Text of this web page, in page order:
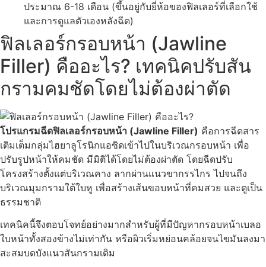
ประมาณ 6-18 เดือน (ขึ้นอยู่กับยี่ห้อของฟิลเลอร์ที่เลือกใช้
และการดูแลตัวเองหลังฉีด)
ฟิลเลอร์กรอบหน้า (Jawline
Filler) คืออะไร? เทคนิคปรับสัน
กรามคมชัดโดยไม่ต้องผ่าตัด
โปรแกรมฉีดฟิลเลอร์กรอบหน้า (Jawline Filler) คือการฉีดสาร
เติมเต็มกลุ่มไฮยาลูโรนิกแอซิดเข้าไปในบริเวณกรอบหน้า เพื่อ
ปรับรูปหน้าให้คมชัด มีมิติได้โดยไม่ต้องผ่าตัด โดยฉีดปรับ
โครงสร้างตั้งแต่บริเวณคาง ลากผ่านแนวขากรรไกร ไปจนถึง
บริเวณมุมกรามใต้ใบหู เพื่อสร้างเส้นขอบหน้าที่คมสวย และดูเป็น
ธรรมชาติ
เทคนิคนี้จึงตอบโจทย์อย่างมากสำหรับผู้ที่มีปัญหากรอบหน้าเบลอ
ใบหน้าทั้งสองข้างไม่เท่ากัน หรือผิวเริ่มหย่อนคล้อยจนไขมันลงมา
สะสมบดบังแนวสันกรามเดิม